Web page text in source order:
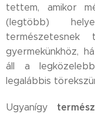
tettem, amikor
(legtöbb)
természetesnek
gyermekünkhöz,
áll a
legalábbis
Ugyanígy